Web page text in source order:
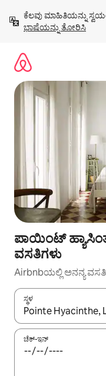
ಹೋಗಿ
ಕೆಲವು ಮಾಹಿತಿಯನ್ನು
ಭಾಷೆಯನ್ನು ತೋರಿಸಿ
ಪಾಯಿಂಟ್
ವಸತಿಗಳು
Airbnbಯಲ್ಲಿ ಅನನ್ಯ
ಸ್ಥಳ
ಫಲಿತಾಂಶಗಳು
ಚೆಕ್-ಇನ್